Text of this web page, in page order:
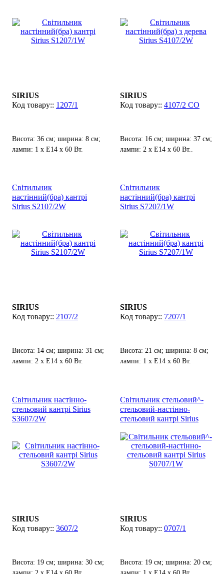
SIRIUS
1207/1
Висота: 36 см; ширина: 8 см;
лампи: 1 х Е14 х 60 Вт.
SIRIUS
4107/2 СО
Висота: 16 см; ширина: 37 см;
лампи: 2 х Е14 х 60 Вт..
Світильник
настінний(бра) кантрі
Sirius S2107/2W
SIRIUS
2107/2
Висота: 14 см; ширина: 31 см;
лампи: 2 х Е14 х 60 Вт.
Світильник
настінний(бра) кантрі
Sirius S7207/1W
SIRIUS
7207/1
Висота: 21 см; ширина: 8 см;
лампи: 1 х Е14 х 60 Вт.
Світильник настінно-
стельовий кантрі Sirius
S3607/2W
SIRIUS
3607/2
Висота: 19 см; ширина: 30 см;
Світильник стельовий^-
стельовий-настінно-
стельовий кантрі Sirius
SIRIUS
0707/1
Висота: 19 см; ширина: 20 см;